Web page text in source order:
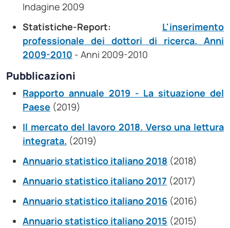
Indagine 2009
Statistiche-Report:
L'inserimento
professionale dei dottori di ricerca. Anni
2009-2010 - Anni 2009-2010
Pubblicazioni
Rapporto annuale 2019 - La situazione del
Paese (2019)
Il mercato del lavoro 2018. Verso una lettura
integrata. (2019)
Annuario statistico italiano 2018 (2018)
Annuario statistico italiano 2017 (2017)
Annuario statistico italiano 2016 (2016)
Annuario statistico italiano 2015 (2015)